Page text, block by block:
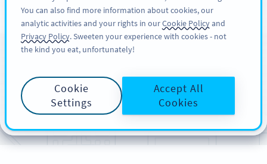
INSCRIPTION
Lescodes QR sur
bannières
SÉLECTIONNEZ D’AUTRES EXEMPLES
You can also find more information about cookies, our
analytic activities and your rights in ourCookie Policyand
Privacy Policy. Sweeten your experience with cookies - not
the kind you eat, unfortunately!
Cookie
Settings
Accept All
Cookies